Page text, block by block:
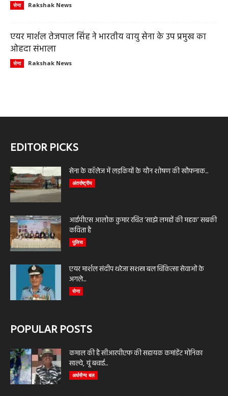
सेना Rakshak News
एयर मार्शल तेजपाल सिंह ने भारतीय वायु सेना के उप प्रमुख का
ओहदा संभाला
सेना Rakshak News
EDITOR PICKS
सेना के कॉलेज में लड़कियों के यौन शोषण की खौफनाक...
अंतर्राष्ट्रीय
आईपीएस आलोक कुमार रचित ‘साझे लमहों की महक’ सबकी
कविता है
पुलिस
एयर मार्शल संदीप थरेजा सशस्त्र बल चिकित्सा सेवाओं के
अगले...
सेना
POPULAR POSTS
कमाल की है सीआरपीएफ की सहायक कमांडेंट मोनिका
साल्वे, यूं बचाई...
अर्धसैन्य बल